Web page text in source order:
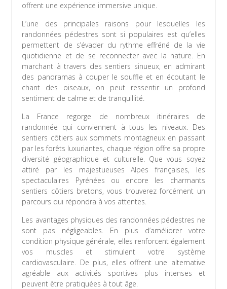
offrent une expérience immersive unique.
L’une des principales raisons pour lesquelles les
randonnées pédestres sont si populaires est qu’elles
permettent de s’évader du rythme effréné de la vie
quotidienne et de se reconnecter avec la nature. En
marchant à travers des sentiers sinueux, en admirant
des panoramas à couper le souffle et en écoutant le
chant des oiseaux, on peut ressentir un profond
sentiment de calme et de tranquillité.
La France regorge de nombreux itinéraires de
randonnée qui conviennent à tous les niveaux. Des
sentiers côtiers aux sommets montagneux en passant
par les forêts luxuriantes, chaque région offre sa propre
diversité géographique et culturelle. Que vous soyez
attiré par les majestueuses Alpes françaises, les
spectaculaires Pyrénées ou encore les charmants
sentiers côtiers bretons, vous trouverez forcément un
parcours qui répondra à vos attentes.
Les avantages physiques des randonnées pédestres ne
sont pas négligeables. En plus d’améliorer votre
condition physique générale, elles renforcent également
vos muscles et stimulent votre système
cardiovasculaire. De plus, elles offrent une alternative
agréable aux activités sportives plus intenses et
peuvent être pratiquées à tout âge.